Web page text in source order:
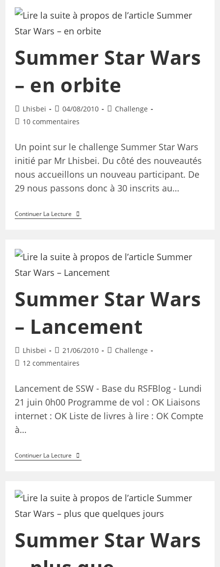
Summer Star Wars
– en orbite
Lhisbei 04/08/2010
Challenge
10 commentaires
Un point sur le challenge Summer Star Wars
initié par Mr Lhisbei. Du côté des nouveautés
nous accueillons un nouveau participant. De
29 nous passons donc à 30 inscrits au…
Continuer La Lecture
Summer Star Wars
– Lancement
Lhisbei 21/06/2010
Challenge
12 commentaires
Lancement de SSW - Base du RSFBlog - Lundi
21 juin 0h00 Programme de vol : OK Liaisons
internet : OK Liste de livres à lire : OK Compte
à…
Continuer La Lecture
Summer Star Wars